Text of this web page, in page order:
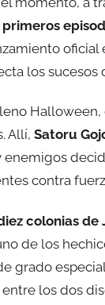
los sucesos
Allí, Satoru
contra
colonias de
de los
grado especial
los dos